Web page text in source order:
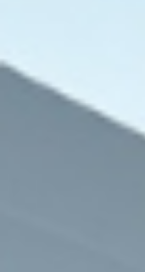
استقبال